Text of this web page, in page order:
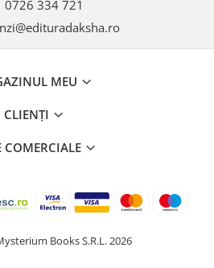
0726 334 721
MEU
CLIENȚI
COMERCIALE
Books S.R.L. 2026